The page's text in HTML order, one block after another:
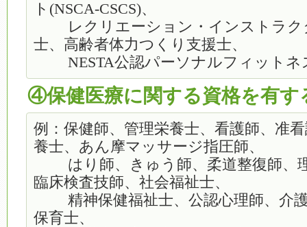
ト(NSCA-CSCS)、
レクリエーション・インストラク
士、高齢者体力つくり支援士、
NESTA公認パーソナルフィットネ
④保健医療に関する資格を有す
例：保健師、管理栄養士、看護師、准
養士、あん摩マッサージ指圧師、
はり師、きゅう師、柔道整復師、
臨床検査技師、社会福祉士、
精神保健福祉士、公認心理師、介護
保育士、